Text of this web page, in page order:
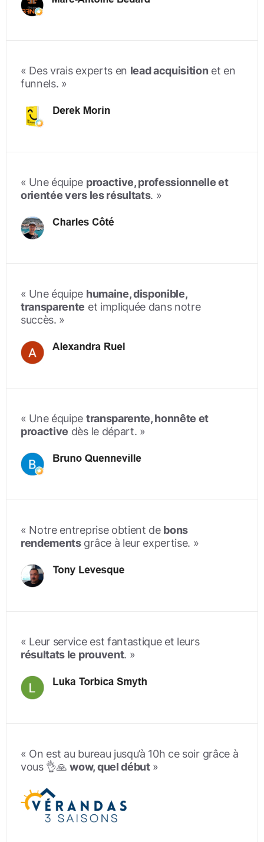
« Des vrais experts en lead acquisitionet en
funnels. »
« Une équipe proactive, professionnelle et
orientée vers les résultats. »
« Une équipe humaine, disponible,
transparente et impliquée dans notre
succès. »
« Une équipe transparente, honnête et
proactive dès le départ. »
« Notre entreprise obtient de bons
rendementsgrâce à leur expertise. »
« Leur service est fantastique et leurs
résultats le prouvent. »
« On est au bureau jusqu’à 10h ce soir grâce à
vous 👌🙏wow, quel début»